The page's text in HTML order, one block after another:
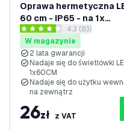
Oprawa hermetyczna
60 cm - IP65 - na 1x
Świetlówką LED
otwórz panel
4.3 Gwiazdki oceny
4.3 (83)
W magazynie
2 lata gwarancji
Nadaje się do świetlówki
1x60CM
Nadaje się do użytku
na zewnątrz
26zł z VAT